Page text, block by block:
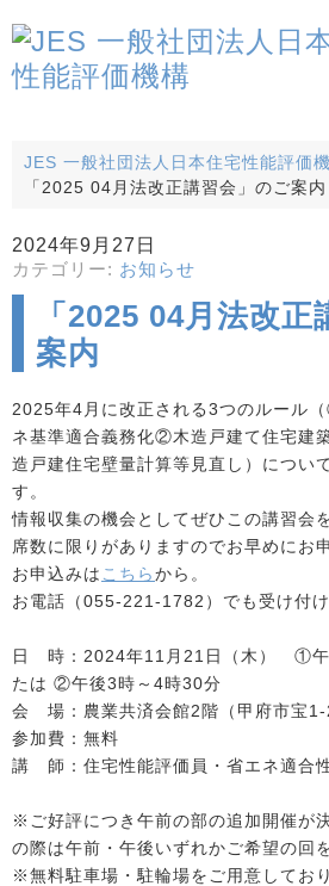
JES 一般社団法人日本住宅性能評価
「2025 04月法改正講習会」のご案内
2024年9月27日
カテゴリー: お知らせ
「2025 04月法改
案内
2025年4月に改正される3つのルール
ネ基準適合義務化②木造戸建て住宅建
造戸建住宅壁量計算等見直し）につい
す。
情報収集の機会としてぜひこの講習会
席数に限りがありますのでお早めにお
お申込みは こちら から。
お電話（055-221-1782）でも受け付け
日 時：2024年11月21日（木） ①午
たは ②午後3時～4時30分
会 場：農業共済会館2階（甲府市宝1-
参加費：無料
講 師：住宅性能評価員・省エネ適
※ご好評につき午前の部の追加開催が
の際は午前・午後いずれかご希望の回
※無料駐車場・駐輪場をご用意してお